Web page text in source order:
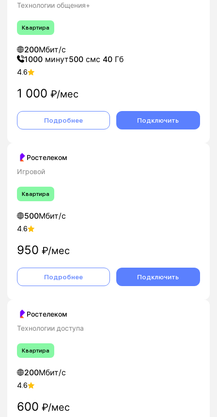
Технологии общения+
Квартира
200Мбит/с
1000 минут500 смс 40 Гб
4.6
1 000 ₽/мес
Подробнее Подключить
Ростелеком
Игровой
Квартира
500Мбит/с
4.6
950 ₽/мес
Подробнее Подключить
Ростелеком
Технологии доступа
Квартира
200Мбит/с
4.6
600 ₽/мес